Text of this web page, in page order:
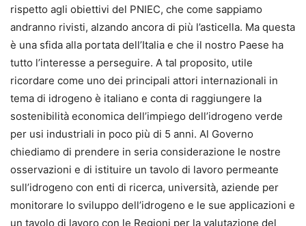
rispetto agli obiettivi del PNIEC, che come sappiamo
andranno rivisti, alzando ancora di più l’asticella. Ma questa
è una sfida alla portata dell’Italia e che il nostro Paese ha
tutto l’interesse a perseguire. A tal proposito, utile
ricordare come uno dei principali attori internazionali in
tema di idrogeno è italiano e conta di raggiungere la
sostenibilità economica dell’impiego dell’idrogeno verde
per usi industriali in poco più di 5 anni. Al Governo
chiediamo di prendere in seria considerazione le nostre
osservazioni e di istituire un tavolo di lavoro permeante
sull’idrogeno con enti di ricerca, università, aziende per
monitorare lo sviluppo dell’idrogeno e le sue applicazioni e
un tavolo di lavoro con le Regioni per la valutazione del